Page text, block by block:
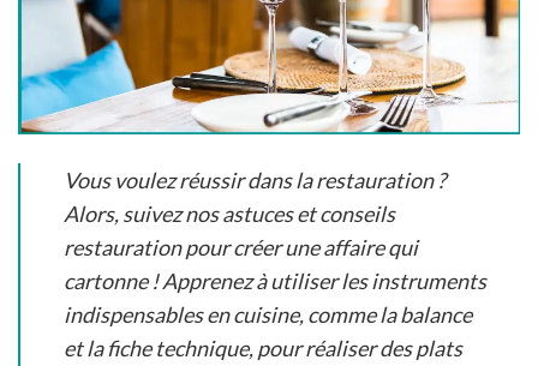
Vous voulez réussir dans la restauration ?
Alors, suivez nos astuces et conseils
restauration pour créer une affaire qui
cartonne ! Apprenez à utiliser les instruments
indispensables en cuisine, comme la balance
et la fiche technique, pour réaliser des plats